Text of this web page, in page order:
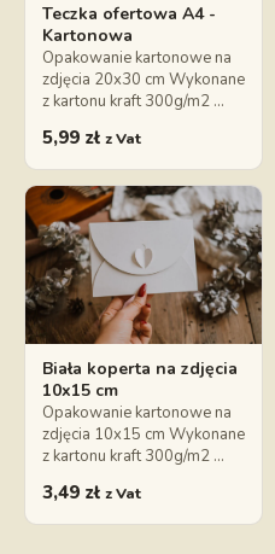
Teczka ofertowa A4 -
Kartonowa
Opakowanie kartonowe na
zdjęcia 20x30 cm Wykonane
z kartonu kraft 300g/m2 …
5,99 zł z Vat
Biała koperta na zdjęcia
10x15 cm
Opakowanie kartonowe na
zdjęcia 10x15 cm Wykonane
z kartonu kraft 300g/m2 …
3,49 zł z Vat